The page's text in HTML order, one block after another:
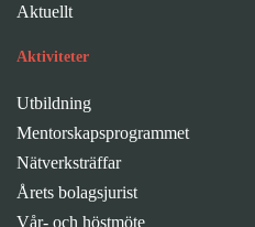
Aktuellt
Aktiviteter
Utbildning
Mentorskapsprogrammet
Nätverksträffar
Årets bolagsjurist
Vår- och höstmöte